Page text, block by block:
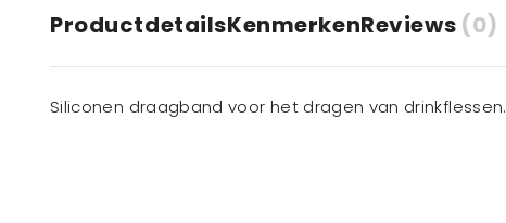
ProductdetailsKenmerkenReviews (0)
Siliconen draagband voor het dragen van drinkflessen.